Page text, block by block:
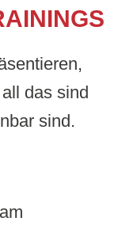
das sind
sind.